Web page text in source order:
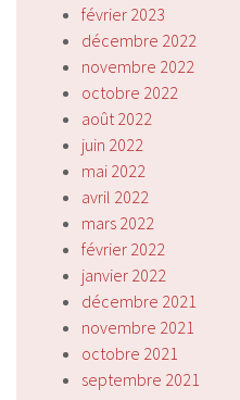
février 2023
décembre 2022
novembre 2022
octobre 2022
août 2022
juin 2022
mai 2022
avril 2022
mars 2022
février 2022
janvier 2022
décembre 2021
novembre 2021
octobre 2021
septembre 2021